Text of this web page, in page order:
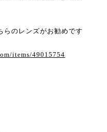
らのレンズがお勧めです
items/49015754